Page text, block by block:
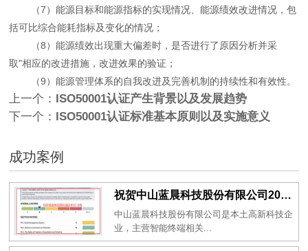
（7）能源目标和能源指标的实现情况、能源绩效改进情况，包
括可比综合能耗指标及变化的情况；
（8）能源绩效出现重大偏差时，是否进行了原因分析并采
取"相应的改进措施，改进效果的验证；
（9）能源管理体系的自我改进及完善机制的持续性和有效性。
上一个：
ISO50001认证产生背景以及发展趋势
下一个：
ISO50001认证标准基本原则以及实施意义
成功案例
祝贺中山蓝晨科技股份有限公司2026年一次性成功通过BSCI验厂-B级
中山蓝晨科技股份有限公司是本土高新科技企
业，主营智能终端相关...